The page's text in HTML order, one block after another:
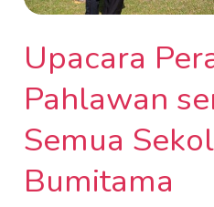
Upacara
Pahlawan
Semua
Bumitama